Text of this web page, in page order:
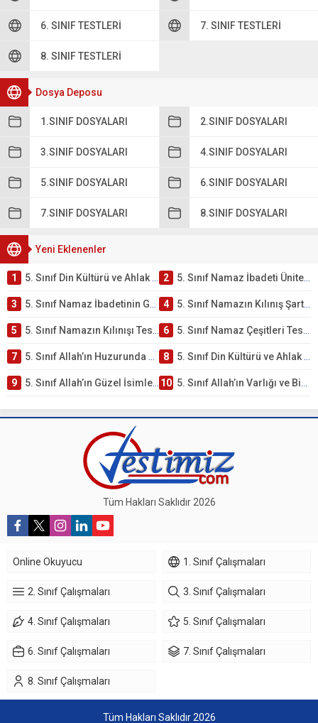
6. SINIF TESTLERI 7. SINIF TESTLERI
8. SINIF TESTLERI
Dosya Deposu
1.SINIF DOSYALARI 2.SINIF DOSYALARI
3.SINIF DOSYALARI 4.SINIF DOSYALARI
5.SINIF DOSYALARI 6.SINIF DOSYALARI
7.SINIF DOSYALARI 8.SINIF DOSYALARI
Yeni Eklenenler
1 5. Sınıf Din Kültürü ve Ahlak Bilgisi 2. Ünite: Namaz İbadeti Çalışmaları 2 5. Sınıf Namaz İbadeti Ünite Testi – Online Çöz
3 5. Sınıf Namaz İbadetinin Getirdiği Faydalar Testi 4 5. Sınıf Namazın Kılınış Şartları Testi
5 5. Sınıf Namazın Kılınışı Testi – Online Çöz 6 5. Sınıf Namaz Çeşitleri Testi – Online Çöz
7 5. Sınıf Allah’ın Huzurunda Olmak – Namaz İbadeti Testi 8 5. Sınıf Din Kültürü ve Ahlak Bilgisi 1. Ünite: Allah İnancı Çalışmaları
9 5. Sınıf Allah’ın Güzel İsimleri Testi – Online Çöz 10 5. Sınıf Allah’ın Varlığı ve Birliği Testi – Online Çöz
Tüm Hakları Saklıdır 2026
Online Okuyucu 1. Sınıf Çalışmaları
2. Sınıf Çalışmaları 3. Sınıf Çalışmaları
4. Sınıf Çalışmaları 5. Sınıf Çalışmaları
6. Sınıf Çalışmaları 7. Sınıf Çalışmaları
8. Sınıf Çalışmaları
Tüm Hakları Saklıdır 2026